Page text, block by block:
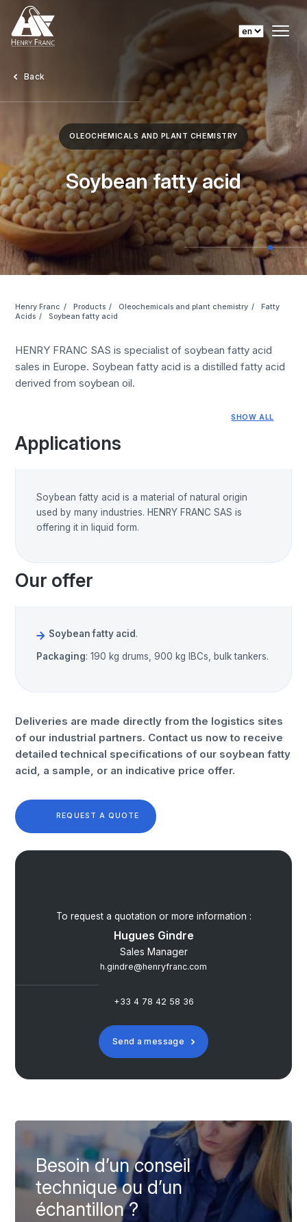
Back
OLEOCHEMICALS AND PLANT CHEMISTRY
Soybean fatty acid
Henry Franc Products Oleochemicals and plant chemistry
Fatty
Acids
Soybean fatty acid
HENRY FRANC SAS is specialist of soybean fatty acid
sales in Europe. Soybean fatty acid is a distilled fatty acid
derived from soybean oil.
SHOW ALL
Applications
Soybean fatty acid is a material of natural origin
used by many industries. HENRY FRANC SAS is
offering it in liquid form.
Our offer
Soybean fatty acid.
Packaging: 190 kg drums, 900 kg IBCs, bulk tankers.
Deliveries are made directly from the logistics sites
of our industrial partners. Contact us now to receive
detailed technical specifications of our soybean fatty
acid, a sample, or an indicative price offer.
REQUEST A QUOTE
To request a quotation or more information :
Hugues Gindre
Sales Manager
h.gindre@henryfranc.com
+33 4 78 42 58 36
Send a message
Besoin d’un conseil
technique ou d’un
échantillon ?